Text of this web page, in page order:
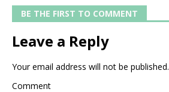
BE THE FIRST TO COMMENT
Leave a Reply
Your email address will not be published.
Comment